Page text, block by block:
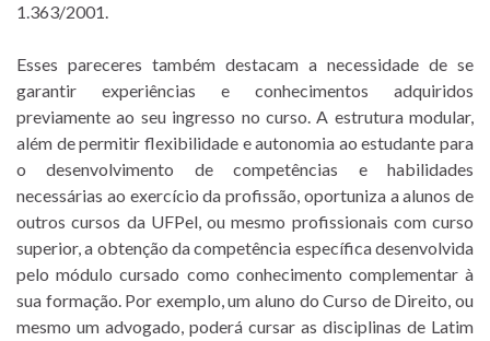
1.363/2001.
Esses pareceres também destacam a necessidade de se
garantir experiências e conhecimentos adquiridos
previamente ao seu ingresso no curso. A estrutura modular,
além de permitir flexibilidade e autonomia ao estudante para
o desenvolvimento de competências e habilidades
necessárias ao exercício da profissão, oportuniza a alunos de
outros cursos da UFPel, ou mesmo profissionais com curso
superior, a obtenção da competência específica desenvolvida
pelo módulo cursado como conhecimento complementar à
sua formação. Por exemplo, um aluno do Curso de Direito, ou
mesmo um advogado, poderá cursar as disciplinas de Latim